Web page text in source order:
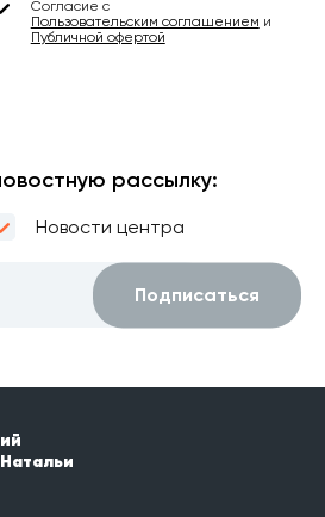
Согласие с
Пользовательским соглашением и
Публичной офертой
рассылку:
Новости центра